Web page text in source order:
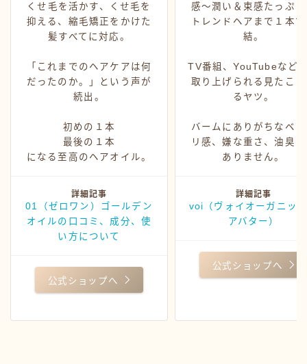
くせ毛を活かす、くせ毛を
抑える、縮毛矯正をかけた
髪すべてに対応。
「これまでのヘアケアは何
だったのか。」という声が
続出。
初めの１本
最後の１本
になる至高のヘアオイル。
詳細記事
01（ゼロワン）ゴールデン
オイルの口コミ、成分、使
い方について
公式ショップへ
感〜潤い＆束感たっぷ
トレンドヘアまで１本
結。
TV番組、YouTubeなど
取り上げられる見たこ
るヤツ。
バームにありがちなベ
リ感、嫌な重さ、油臭
ありません。
詳細記事
voi（ヴォイオーガニッ
アバター）
公式ショップへ